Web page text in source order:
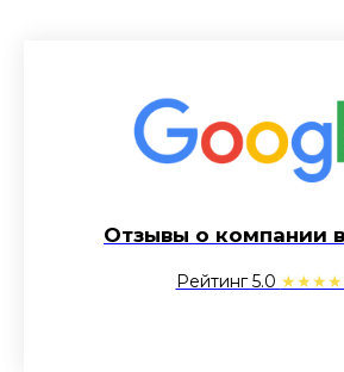
Отзывы о компании
Рейтинг 5.0